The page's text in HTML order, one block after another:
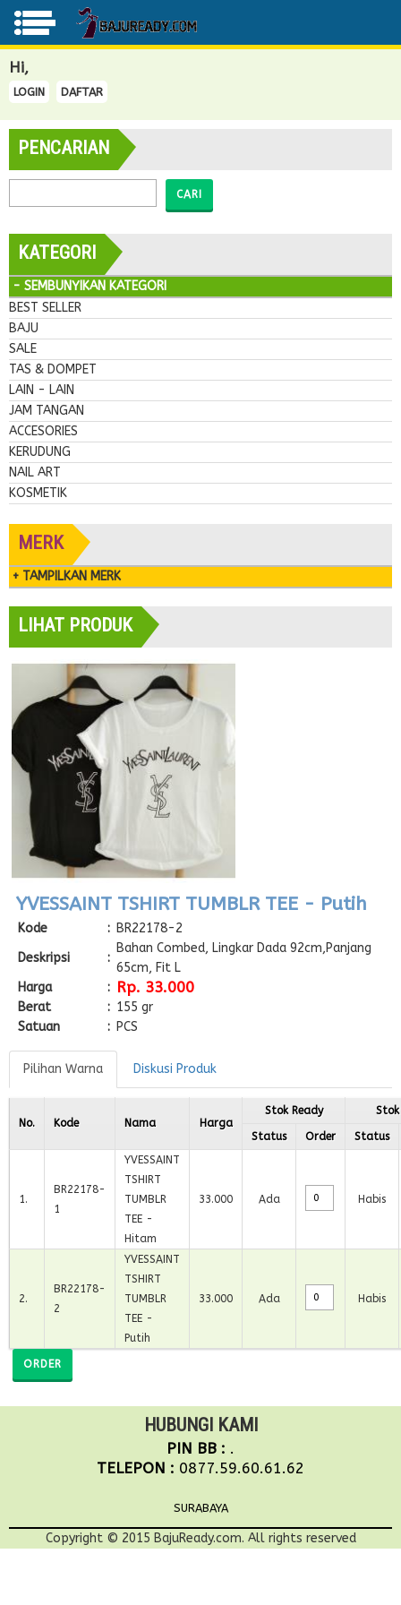
Hi,
LOGIN DAFTAR
PENCARIAN
CARI
KATEGORI
- SEMBUNYIKAN KATEGORI
BEST SELLER
BAJU
SALE
TAS & DOMPET
LAIN - LAIN
JAM TANGAN
ACCESORIES
KERUDUNG
NAIL ART
KOSMETIK
MERK
+ TAMPILKAN MERK
LIHAT PRODUK
YVESSAINT TSHIRT TUMBLR TEE - Putih
Kode : BR22178-2
Deskripsi
:
Bahan Combed, Lingkar Dada 92cm,Panjang
65cm, Fit L
Harga
: Rp. 33.000
Berat : 155 gr
Satuan
: PCS
Pilihan Warna Diskusi Produk
No. Kode Nama Harga
Stok Ready Stok
Status Order Status
1.
BR22178-
1
YVESSAINT
TSHIRT
TUMBLR
TEE -
Hitam
33.000 Ada Habis
2.
BR22178-
2
YVESSAINT
TSHIRT
TUMBLR
TEE -
Putih
33.000 Ada Habis
ORDER
HUBUNGI KAMI
PIN BB : .
TELEPON : 0877.59.60.61.62
SURABAYA
Copyright © 2015 BajuReady.com. All rights reserved